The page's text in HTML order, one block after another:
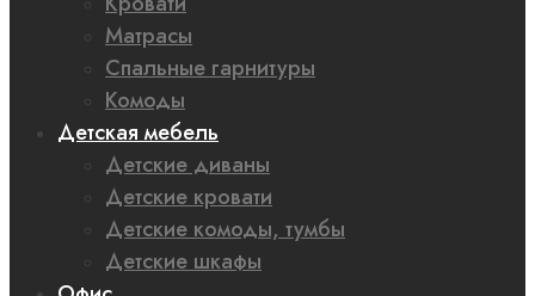
Матрасы
Спальные гарнитуры
Комоды
Детская мебель
Детские диваны
Детские кровати
Детские комоды, тумбы
Детские шкафы